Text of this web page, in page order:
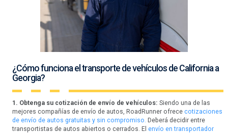
¿Cómo funciona el transporte de vehículos de California a
Georgia?
1. Obtenga su cotización de envío de vehículos: Siendo una de las
mejores compañías de envío de autos, RoadRunner ofrece cotizaciones
de envío de autos gratuitas y sin compromiso. Deberá decidir entre
transportistas de autos abiertos o cerrados. El envío en transportador